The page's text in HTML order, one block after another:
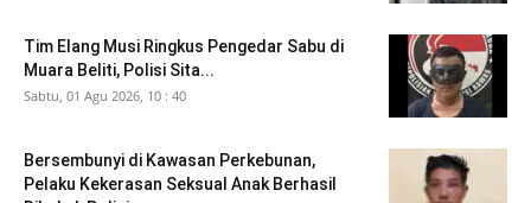
Tim Elang Musi Ringkus Pengedar Sabu di
Muara Beliti, Polisi Sita...
Sabtu, 01 Agu 2026, 10 : 40
Bersembunyi di Kawasan Perkebunan,
Pelaku Kekerasan Seksual Anak Berhasil